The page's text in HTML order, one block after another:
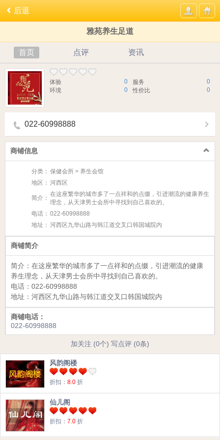
后退
雅苑养生足道
首页 点评 资讯
0
体验 0
服务
0
环境 0
性价比
022-60998888
商铺信息
分类： 保健会所 > 养生会馆
地区： 河西区
简介：
在这座繁华的城市多了一点祥和的点缀，引进潮流的健康养生
理念，从天津男士会所中寻找到自己喜欢的。
电话： 022-60998888
地址： 河西区九华山路与韩江道交叉口韩国城院内
商铺简介
简介： 在这座繁华的城市多了一点祥和的点缀，引进潮流的健康
养生理念，从天津男士会所中寻找到自己喜欢的。
电话： 022-60998888
地址： 河西区九华山路与韩江道交叉口韩国城院内
商铺电话：
022-60998888
加关注 (0个) 写点评 (0条)
风韵阁楼
折扣： 8.0 折
仙儿阁
折扣： 7.0 折